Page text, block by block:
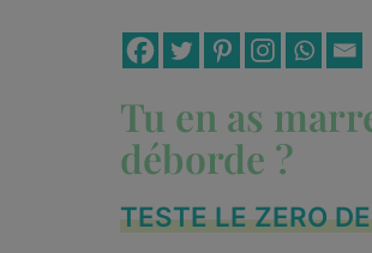
Tu en as
déborde ?
TESTE LE ZERO